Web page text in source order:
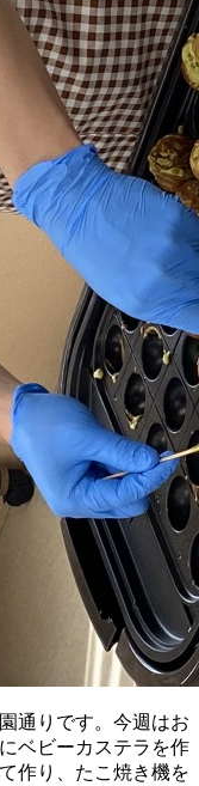
通りです。今週はお
ベビーカステラを作
作り、たこ焼き機を